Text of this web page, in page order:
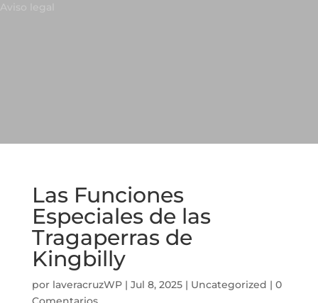
Las Funciones
Especiales de las
Tragaperras de
Kingbilly
por laveracruzWP| Jul 8, 2025| Uncategorized | 0